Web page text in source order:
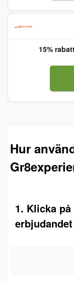
15%
Hur
1. Klicka
erbjudandet